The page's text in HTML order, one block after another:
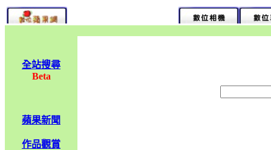
全站搜尋
Beta
蘋果新聞
作品觀賞